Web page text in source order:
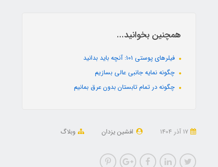
همچنین بخوانید...
فیلرهای پوستی 101: آنچه باید بدانید
چگونه نمایه جانبی عالی بسازیم
چگونه در تمام تابستان بدون عرق بمانیم
افشین یزدان وبلاگ